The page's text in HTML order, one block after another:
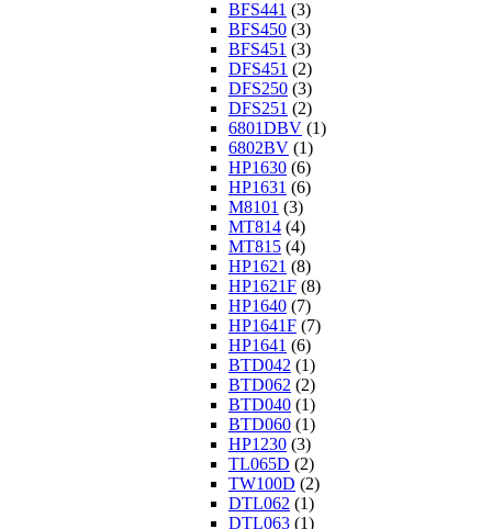
BFS441 (3)
BFS450 (3)
BFS451 (3)
DFS451 (2)
DFS250 (3)
DFS251 (2)
6801DBV (1)
6802BV (1)
HP1630 (6)
HP1631 (6)
M8101 (3)
MT814 (4)
MT815 (4)
HP1621 (8)
HP1621F (8)
HP1640 (7)
HP1641F (7)
HP1641 (6)
BTD042 (1)
BTD062 (2)
BTD040 (1)
BTD060 (1)
HP1230 (3)
TL065D (2)
TW100D (2)
DTL062 (1)
DTL063 (1)